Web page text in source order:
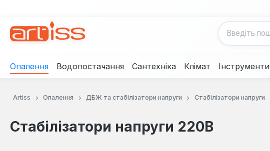
Опалення Водопостачання Сантехніка Клімат Інструменти
Artiss Опалення ДБЖ та стабілізатори напруги Стабілізатори напруги
Стабілізатори напруги 220В